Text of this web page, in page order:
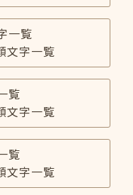
一覧
文字一覧
覧
文字一覧
覧
文字一覧